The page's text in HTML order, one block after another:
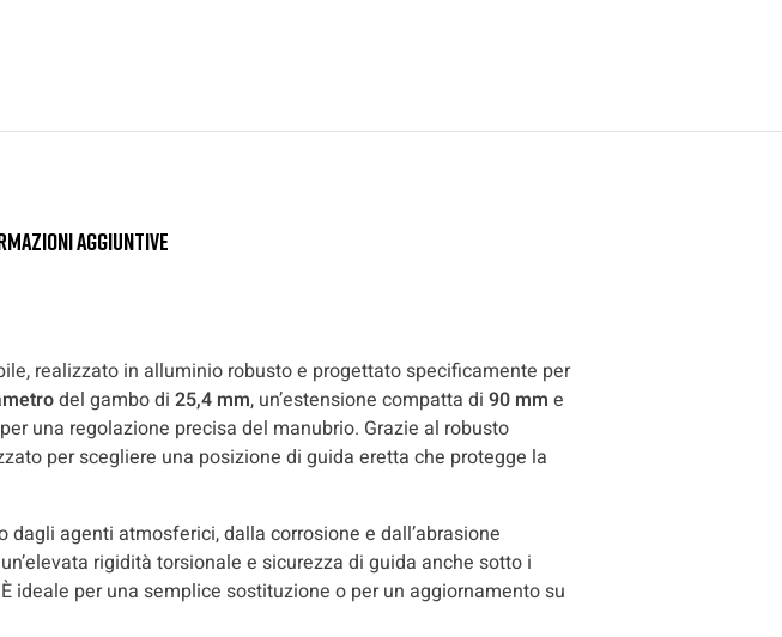
aggiuntive
realizzato in alluminio robusto e progettato specificamente per
del gambo di 25,4 mm, un’estensione compatta di 90 mm e
una regolazione precisa del manubrio. Grazie al robusto
per scegliere una posizione di guida eretta che protegge la
agenti atmosferici, dalla corrosione e dall’abrasione
rigidità torsionale e sicurezza di guida anche sotto i
per una semplice sostituzione o per un aggiornamento su